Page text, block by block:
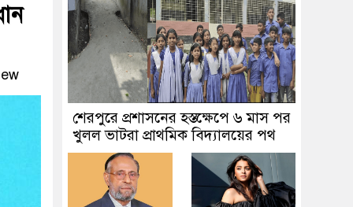
শেরপুরে প্রশাসনের হস্তক্ষেপে ৬ মাস পর
খুলল ভাটরা প্রাথমিক বিদ্যালয়ের পথ